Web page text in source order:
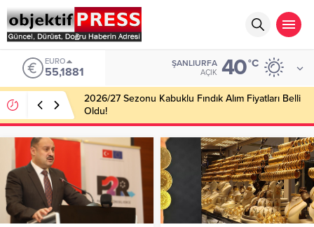
EURO
55,1881
ŞANLIURFA
AÇIK 40°C
2026/27 Sezonu Kabuklu Fındık Alım Fiyatları Belli
Oldu!